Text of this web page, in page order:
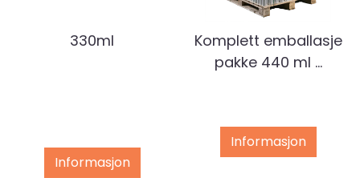
330ml
Informasjon
Komplett emballasje
pakke 440 ml ...
Informasjon